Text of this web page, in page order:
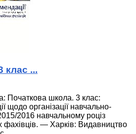
клас ...
Початкова школа. 3 клас:
щодо організації навчально-
2016 навчальному роціз
фахівців. — Харків: Видавництво